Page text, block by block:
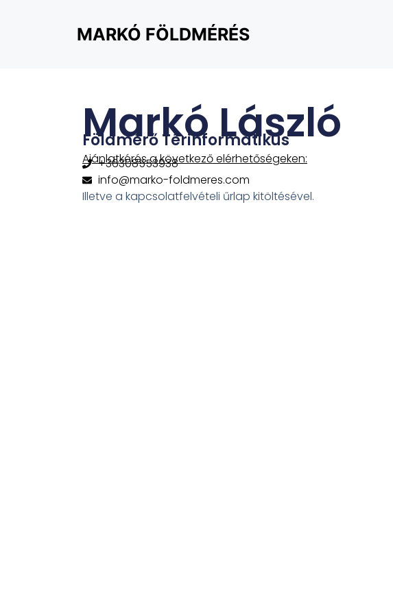
MARKÓ FÖLDMÉRÉS
Markó László
Földmérő Térinformatikus
Ajánlatkérés a következő elérhetőségeken:
+36308553938
info@marko-foldmeres.com
Illetve a kapcsolatfelvételi űrlap kitöltésével.